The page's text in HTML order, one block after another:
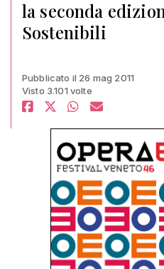
la seconda
Sostenibili
Pubblicato il 26 mag 2011
Visto 3.101 volte